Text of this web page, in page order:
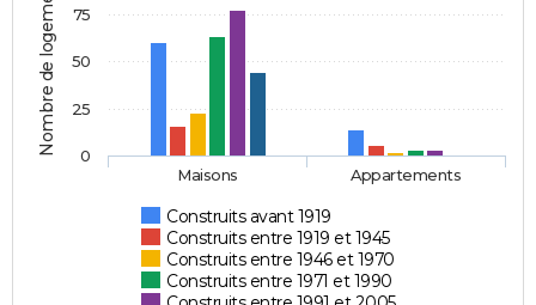
Nombre de logements
Construits avant 1919
Construits entre 1919 et 1945
Construits entre 1946 et 1970
Construits entre 1971 et 1990
Maisons Appartements
0
25
50
75